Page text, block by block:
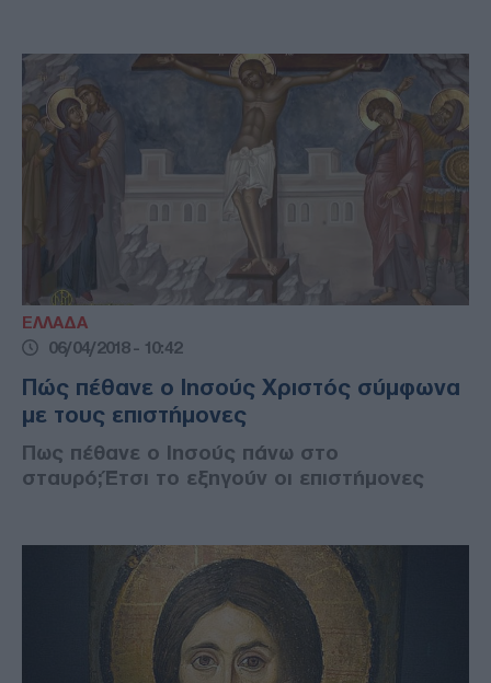
ΕΛΛΑΔΑ
06/04/2018 - 10:42
Πώς πέθανε ο Ιησούς Χριστός σύμφωνα
με τους επιστήμονες
Πως πέθανε ο Ιησούς πάνω στο
σταυρό;Έτσι το εξηγούν οι επιστήμονες